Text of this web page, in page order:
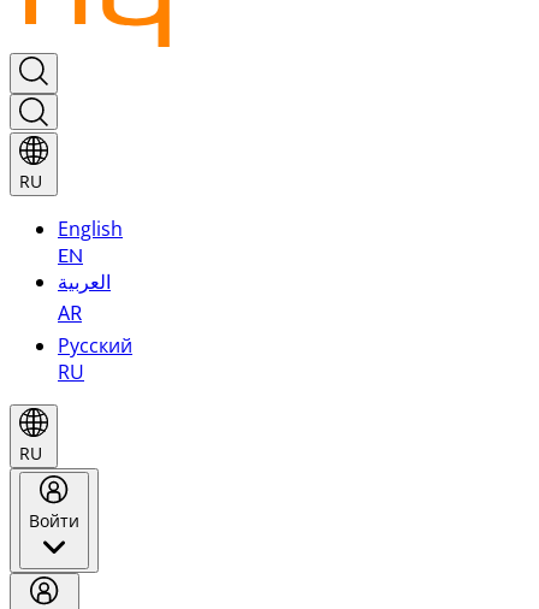
RU
English
EN
العربية
AR
Русский
RU
RU
Войти